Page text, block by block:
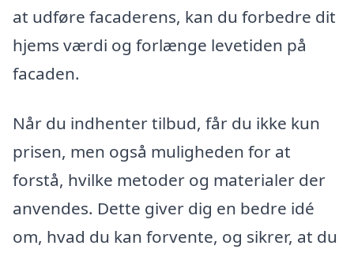
at udføre facaderens, kan du forbedre dit
hjems værdi og forlænge levetiden på
facaden.
Når du indhenter tilbud, får du ikke kun
prisen, men også muligheden for at
forstå, hvilke metoder og materialer der
anvendes. Dette giver dig en bedre idé
om, hvad du kan forvente, og sikrer, at du